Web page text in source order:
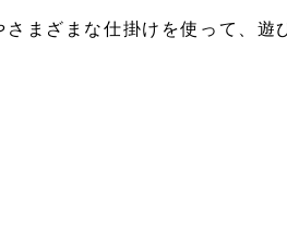
さまざまな仕掛けを使って、遊